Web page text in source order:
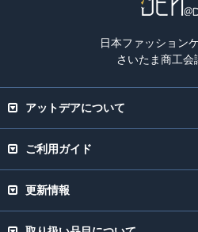
日本ファッション
さいたま商工会
アットデアについて
ご利用ガイド
更新情報